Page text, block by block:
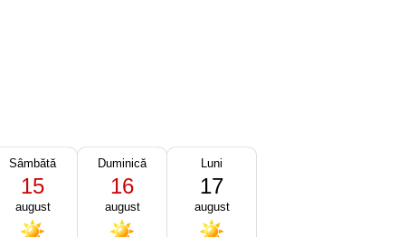
Sâmbătă
15
august
Duminică
16
august
Luni
17
august